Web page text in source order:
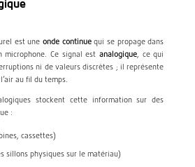
est une onde continuequi se propage dans
microphone. Ce signal est analogique, ce qui
ni de valeurs discrètes ; il représente
au fil du temps.
stockent cette information sur des
:
cassettes)
sillons physiques sur le matériau)